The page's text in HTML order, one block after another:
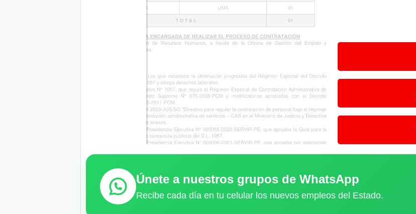
Únete a nuestros grupos de WhatsApp
Recibe cada día en tu celular los nuevos empleos del Estado.